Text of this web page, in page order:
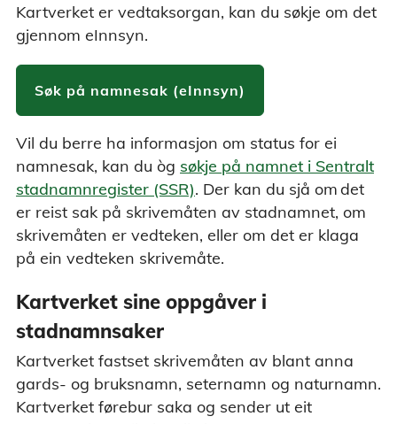
Kartverket er vedtaksorgan, kan du søkje om det
gjennom eInnsyn.
Søk på namnesak (eInnsyn)
Vil du berre ha informasjon om status for ei
namnesak, kan du òg søkje på namnet i Sentralt
stadnamnregister (SSR). Der kan du sjå om det
er reist sak på skrivemåten av stadnamnet, om
skrivemåten er vedteken, eller om det er klaga
på ein vedteken skrivemåte.
Kartverket sine oppgåver i
stadnamnsaker
Kartverket fastset skrivemåten av blant anna
gards- og bruksnamn, seternamn og naturnamn.
Kartverket førebur saka og sender ut eit